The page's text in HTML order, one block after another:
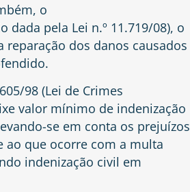
o
dada pela Lei n.º 11.719/08), o
dos danos causados
98 (Lei de Crimes
valor mínimo de indenização
se em conta os prejuízos
ao que ocorre com a multa
indenização civil em